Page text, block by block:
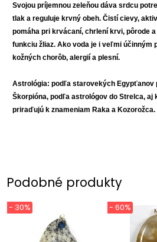
Svojou príjemnou zeleňou dáva srdcu
tlak a reguluje krvný obeh. Čistí cievy,
pomáha pri krvácaní, chrlení krvi, pôrode
funkciu žliaz. Ako voda je i veľmi účinným
kožných chorôb, alergií a plesní.
Astrológia: podľa starovekých Egypťanov
Škorpióna, podľa astrológov do Strelca, aj
priraďujú k znameniam Raka a Kozorožca.
Podobné produkty
- 30% - 60%